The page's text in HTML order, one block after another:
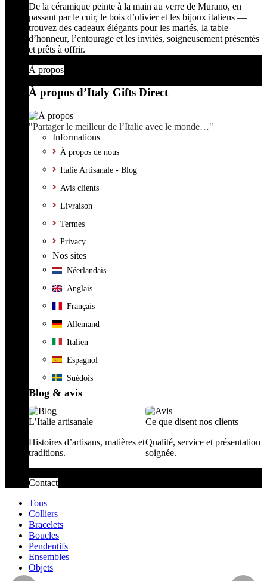
De la céramique peinte à la main au verre de Murano, en
passant par le cuir, le bois d’olivier et les bijoux italiens —
trouvez des cadeaux élégants pour les mariés, la table
d’honneur, l’entourage et les invités, soigneusement présentés
et prêts à offrir.
À propos
À propos d’Italy Gifts Direct
"Partager le meilleur de l’Italie avec le monde…"
Informations
À propos de nous
Italie Artisanale - Blog
Avis clients
Livraison
Termes
Privacy
Nos sites
Néerlandais
Anglais
Français
Allemand
Italien
Espagnol
Suédois
Blog & avis
L’Italie artisanale
Histoires d’artisans, matières et
traditions.
Ce que disent nos clients
Qualité, service et présentation
soignée.
Contact
Tous
Colliers
Bracelets
Boucles
Pendentifs
Ensembles
Objets